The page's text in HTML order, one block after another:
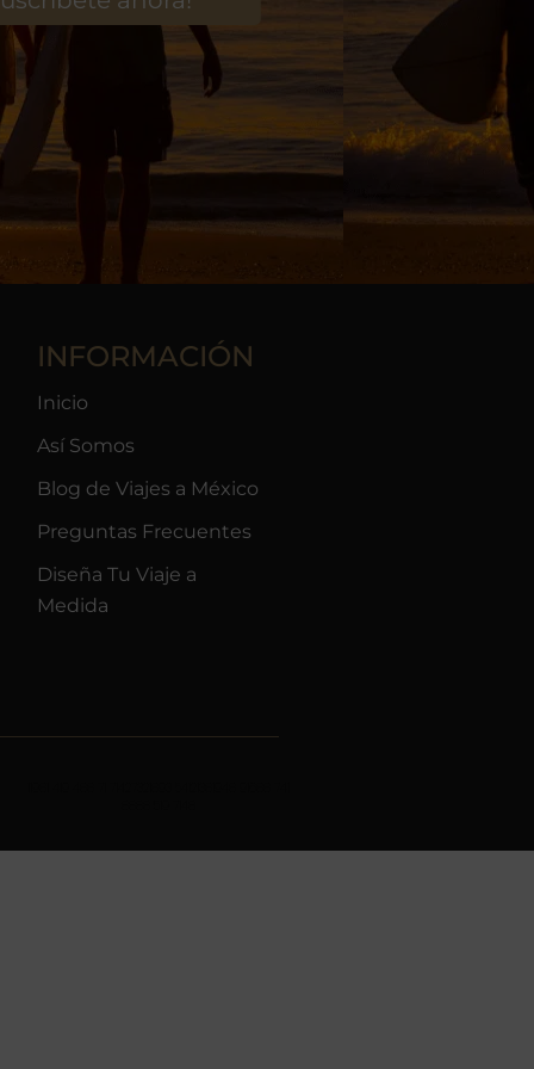
INFORMACIÓN
Inicio
Así Somos
Blog de Viajes a México
Preguntas Frecuentes
Diseña Tu Viaje a
Medida